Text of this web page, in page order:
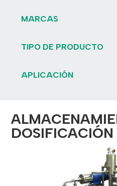
MARCAS
TIPO DE PRODUCTO
APLICACIÓN
DOSIFICACIÓN